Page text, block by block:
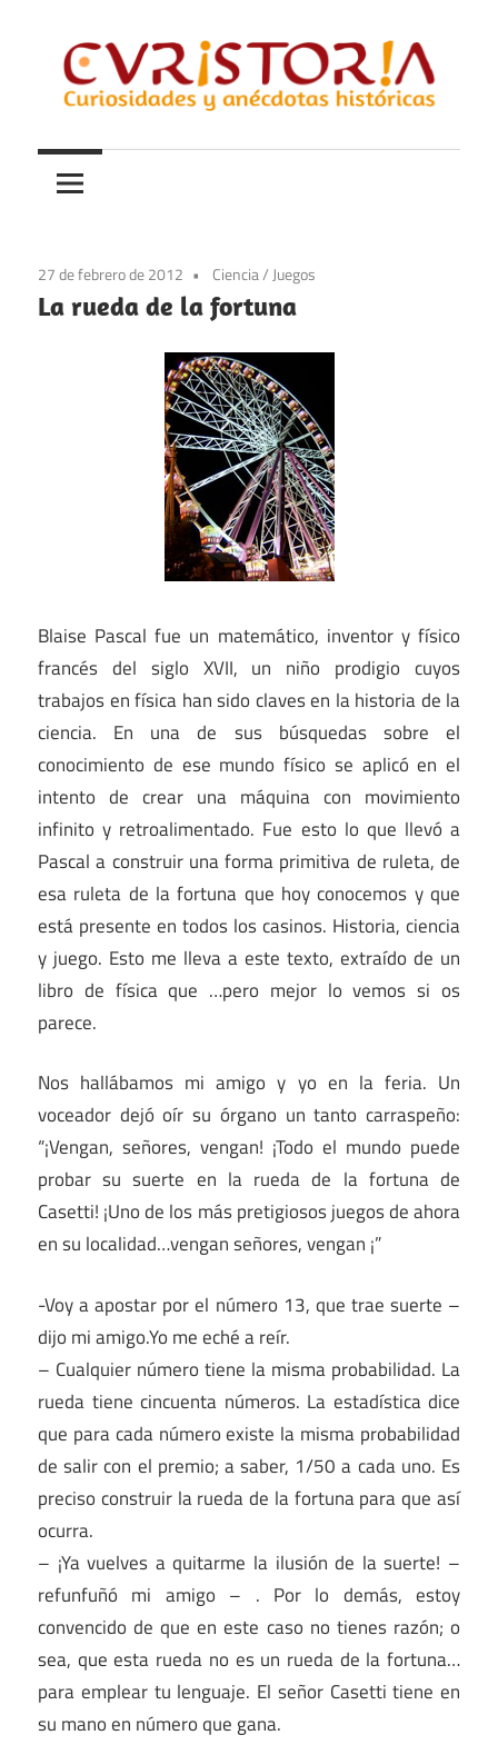
contenido
Curistoria
y
anécdotas
historia
27 de febrero de 2012 Ciencia/ Juegos
La rueda de la fortuna
Blaise Pascal fue un matemático, inventor y físico
francés del siglo XVII, un niño prodigio cuyos
trabajos en física han sido claves en la historia de la
ciencia. En una de sus búsquedas sobre el
conocimiento de ese mundo físico se aplicó en el
intento de crear una máquina con movimiento
infinito y retroalimentado. Fue esto lo que llevó a
Pascal a construir una forma primitiva de ruleta, de
esa ruleta de la fortuna que hoy conocemos y que
está presente en todos los casinos. Historia, ciencia
y juego. Esto me lleva a este texto, extraído de un
libro de física que …pero mejor lo vemos si os
parece.
Nos hallábamos mi amigo y yo en la feria. Un
voceador dejó oír su órgano un tanto carraspeño:
“¡Vengan, señores, vengan! ¡Todo el mundo puede
probar su suerte en la rueda de la fortuna de
Casetti! ¡Uno de los más pretigiosos juegos de ahora
en su localidad…vengan señores, vengan ¡”
-Voy a apostar por el número 13, que trae suerte –
dijo mi amigo.Yo me eché a reír.
– Cualquier número tiene la misma probabilidad. La
rueda tiene cincuenta números. La estadística dice
que para cada número existe la misma probabilidad
de salir con el premio; a saber, 1/50 a cada uno. Es
preciso construir la rueda de la fortuna para que así
ocurra.
– ¡Ya vuelves a quitarme la ilusión de la suerte! –
refunfuñó mi amigo – . Por lo demás, estoy
convencido de que en este caso no tienes razón; o
sea, que esta rueda no es un rueda de la fortuna…
para emplear tu lenguaje. El señor Casetti tiene en
su mano en número que gana.